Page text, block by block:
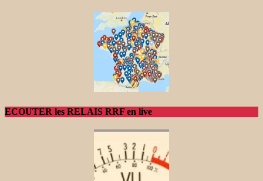
ECOUTER les RELAIS RRF en live